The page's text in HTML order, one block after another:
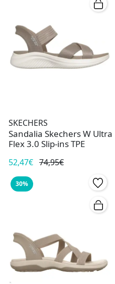
SKECHERS
Sandalia Skechers W Ultra
Flex 3.0 Slip-ins TPE
52,47€ 74,95€
30%